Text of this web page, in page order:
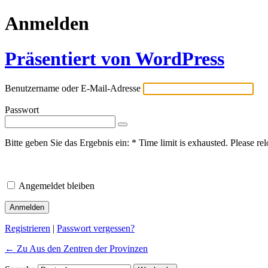
Anmelden
Präsentiert von WordPress
Benutzername oder E-Mail-Adresse
Passwort
Bitte geben Sie das Ergebnis ein: * Time limit is exhausted. Please
Angemeldet bleiben
Registrieren | Passwort vergessen?
← Zu Aus den Zentren der Provinzen